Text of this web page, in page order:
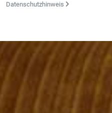
Datenschutzhinweis